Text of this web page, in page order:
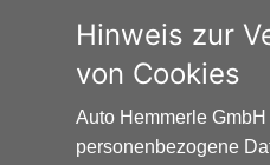
Hinweis zur
von Cookies
Auto Hemmerle
personenbezogene